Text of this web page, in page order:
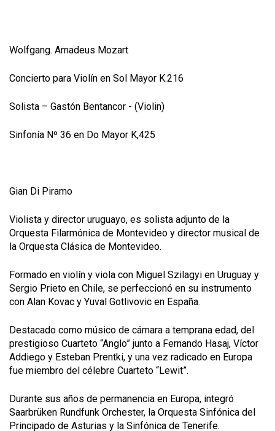
Wolfgang. Amadeus Mozart
Concierto para Violín en Sol Mayor K.216
Solista – Gastón Bentancor - (Violin)
Sinfonía Nº 36 en Do Mayor K,425
Gian Di Piramo
Violista y director uruguayo, es solista adjunto de la
Orquesta Filarmónica de Montevideo y director musical de
la Orquesta Clásica de Montevideo.
Formado en violín y viola con Miguel Szilagyi en Uruguay y
Sergio Prieto en Chile, se perfeccionó en su instrumento
con Alan Kovac y Yuval Gotlivovic en España.
Destacado como músico de cámara a temprana edad, del
prestigioso Cuarteto “Anglo” junto a Fernando Hasaj, Víctor
Addiego y Esteban Prentki, y una vez radicado en Europa
fue miembro del célebre Cuarteto “Lewit”.
Durante sus años de permanencia en Europa, integró
Saarbrüken Rundfunk Orchester, la Orquesta Sinfónica del
Principado de Asturias y la Sinfónica de Tenerife.